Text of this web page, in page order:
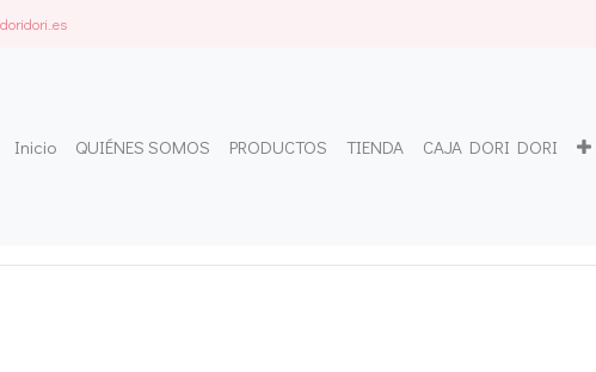
Inicio QUIÉNES SOMOS PRODUCTOS TIENDA CAJA DORI DORI